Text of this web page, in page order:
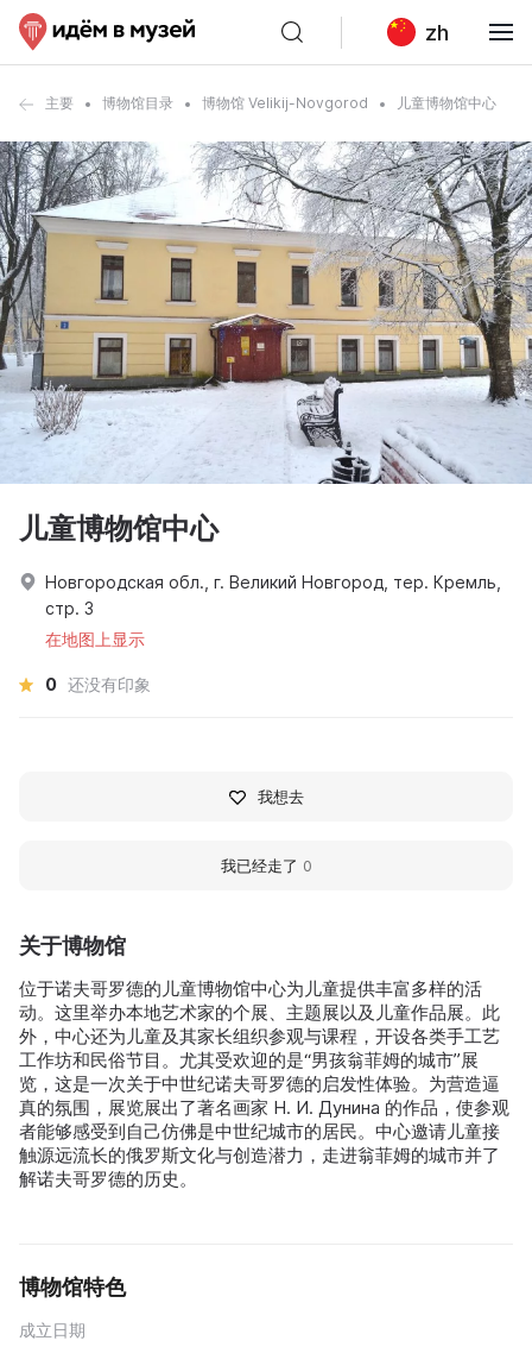
zh
主要 博物馆目录 博物馆 Velikij-Novgorod 儿童博物馆中心
关于博物馆
位于诺夫哥罗德的儿童博物馆中心为儿童提供丰富多样的活
动。这里举办本地艺术家的个展、主题展以及儿童作品展。此
外，中心还为儿童及其家长组织参观与课程，开设各类手工艺
工作坊和民俗节目。尤其受欢迎的是“男孩翁菲姆的城市”展
览，这是一次关于中世纪诺夫哥罗德的启发性体验。为营造逼
真的氛围，展览展出了著名画家 Н. И. Дунина 的作品，使参观
者能够感受到自己仿佛是中世纪城市的居民。中心邀请儿童接
触源远流长的俄罗斯文化与创造潜力，走进翁菲姆的城市并了
解诺夫哥罗德的历史。
博物馆特色
成立日期
儿童博物馆中心
Новгородская обл., г. Великий Новгород, тер. Кремль,
стр. 3
在地图上显示
0 还没有印象
我想去
我已经走了 0